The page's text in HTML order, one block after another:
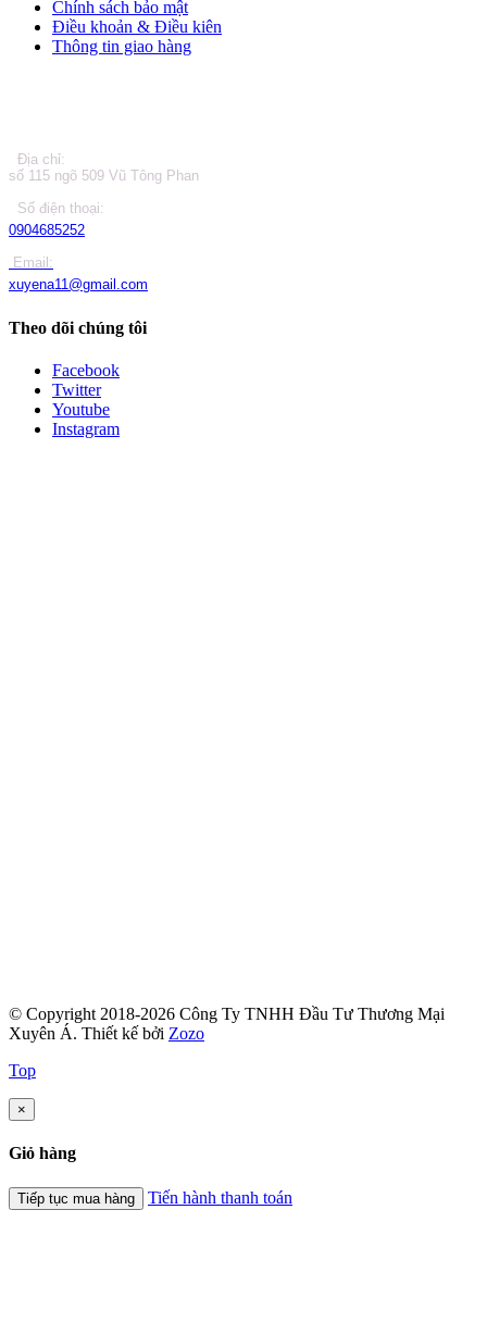
Chính sách bảo mật
Điều khoản & Điều kiên
Thông tin giao hàng
Địa chỉ:
số 115 ngõ 509 Vũ Tông Phan
Số điện thoại:
0904685252
Email:
xuyena11@gmail.com
Theo dõi chúng tôi
Facebook
Twitter
Youtube
Instagram
© Copyright 2018-2026 Công Ty TNHH Đầu Tư Thương Mại
Xuyên Á. Thiết kế bởi Zozo
Top
×
Giỏ hàng
Tiếp tục mua hàng Tiến hành thanh toán